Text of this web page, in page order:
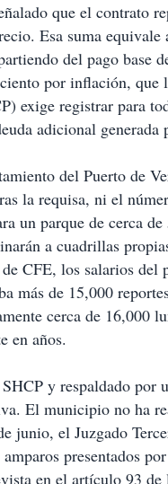
que el contrato
Esa suma
del pago base
por inflación, que
exige registrar para
adicional generada
del Puerto de
la requisa, ni el
un parque de cerca
a cuadrillas
CFE, los salarios
más de 15,000
cerca de 16,000
en años.
y respaldado
El municipio no ha
junio, el Juzgado
presentados
en el artículo 93